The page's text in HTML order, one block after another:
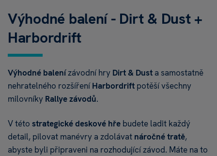
Výhodné balení - Dirt & Dust +
Harbordrift
Výhodné balenízávodní hry Dirt & Dust a samostatně
nehratelného rozšířeníHarbordrift potěší všechny
milovníky Rallyezávodů.
V této strategickédeskové hře budete ladit každý
detail, pilovat manévry a zdolávat náročné tratě,
abyste byli připraveni na rozhodující závod. Máte na to